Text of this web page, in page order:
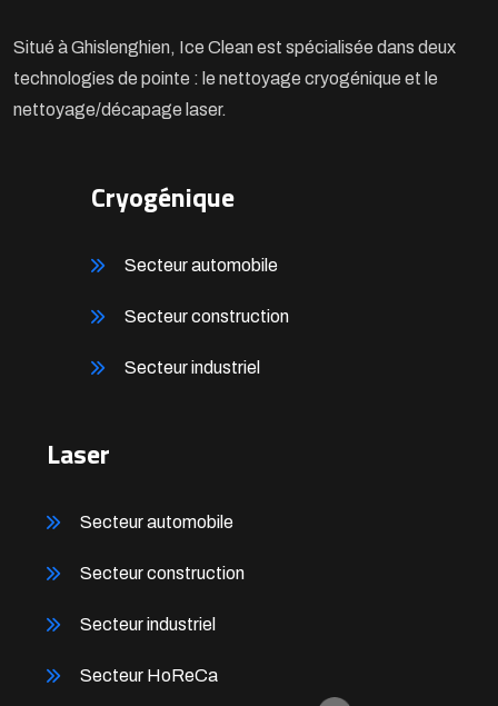
Situé à Ghislenghien, Ice Clean est spécialisée dans deux
technologies de pointe : le nettoyage cryogénique et le
nettoyage/décapage laser.
Cryogénique
Secteur automobile
Secteur construction
Secteur industriel
Laser
Secteur automobile
Secteur construction
Secteur industriel
Secteur HoReCa